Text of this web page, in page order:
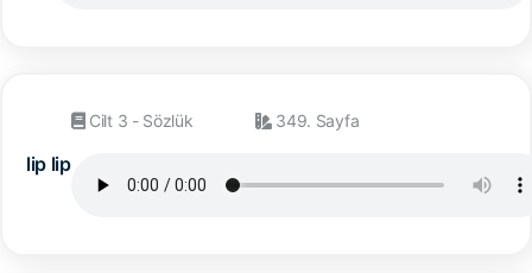
lip lip
Cilt 3 - Sözlük 349. Sayfa